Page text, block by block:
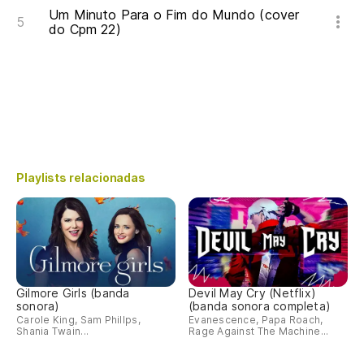
Um Minuto Para o Fim do Mundo (cover
do Cpm 22)
Playlists relacionadas
Gilmore Girls (banda
sonora)
Carole King, Sam Phillps,
Shania Twain...
Devil May Cry (Netflix)
(banda sonora completa)
Evanescence, Papa Roach,
Rage Against The Machine...